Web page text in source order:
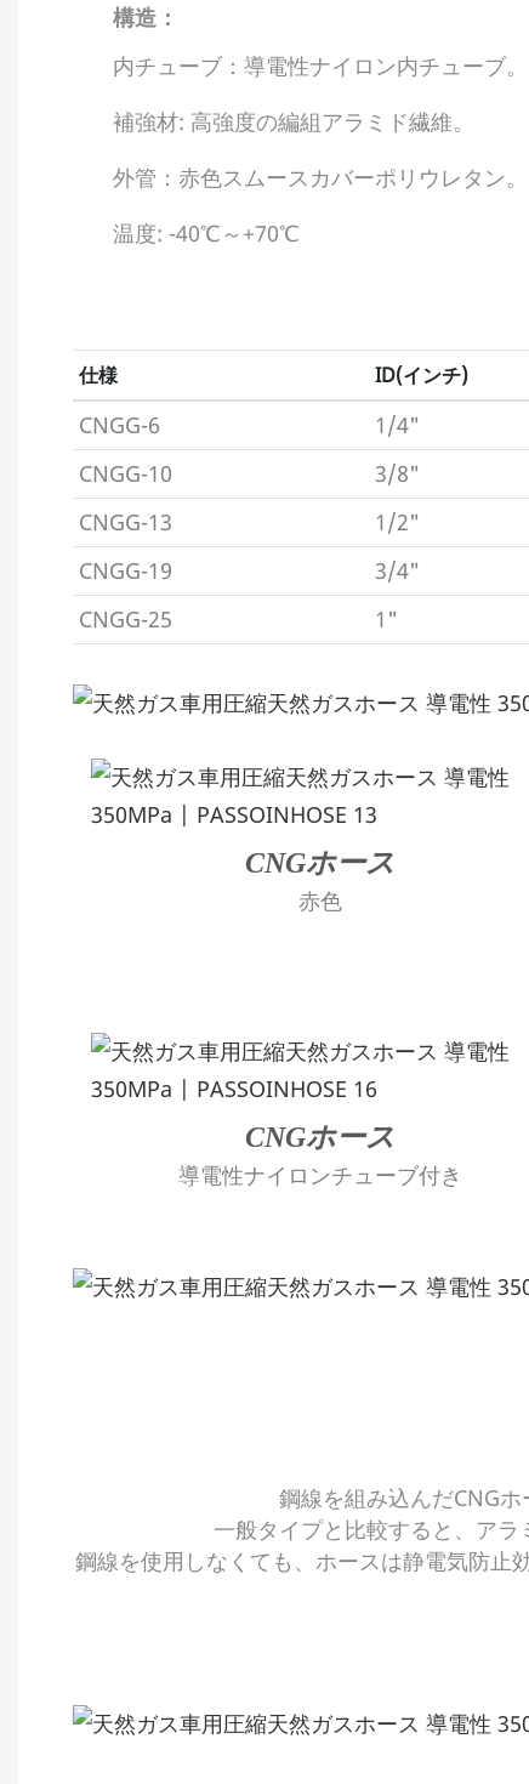
構造：
内チューブ：導電性ナイロン内チューブ。
補強材: 高強度の編組アラミド繊維。
外管：赤色スムースカバーポリウレタン。
温度: -40℃～+70℃
仕様 ID(インチ)
CNGG-6 1/4"
CNGG-10
3/8"
CNGG-13
1/2"
CNGG-19
3/4"
CNGG-25
1"
CNGホース
赤色
CNGホース
導電性ナイロンチューブ付き
鋼線を組み込んだCNG
一般タイプと比較すると、アラ
鋼線を使用しなくても、ホースは静電気防止